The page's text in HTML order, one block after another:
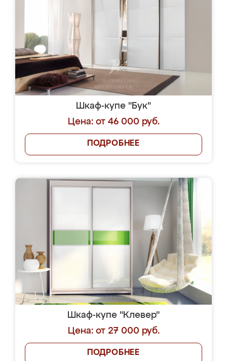
Шкаф-купе "Бук"
Цена: от 46 000 руб.
ПОДРОБНЕЕ
Шкаф-купе "Клевер"
Цена: от 27 000 руб.
ПОДРОБНЕЕ